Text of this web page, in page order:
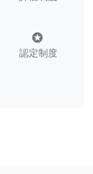
stars
認定制度